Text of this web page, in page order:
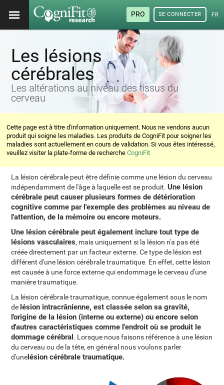
PRO SE CONNECTER
Les lésions
cérébrales
Les altérations au niveau des tissus du
cerveau
Cette page est à titre d'information uniquement. Nous ne vendons aucun
produit qui soigne les maladies. Les produits de CogniFit pour soigner les
maladies sont actuellement en cours de validation. Si vous êtes intéressé,
veuillez visiter la plate-forme de rechercheCogniFit
La lésion cérébrale peut être définie comme une lésion du cerveau
indépendamment de l'âge à laquelle est se produit.Une lésion
cérébrale peut causer plusieurs formes de détérioration
cognitive comme par l'exemple des problèmes au niveau de
l'attention, de la mémoire ou encore moteurs.
Une lésion cérébrale peut également inclure tout type de
lésions vasculaires, mais uniquement si la lésion n'a pas été
créée directement par un facteur externe. Ce type de lésion est
différent d'une lésion cérébrale traumatique. En effet, cette lésion
est causée à une force externe qui endommage le cerveau d'une
manière traumatique.
La lésion cérébrale traumatique, connue également sous le nom
de lésion intracrânienne, est classée selon sa gravité,
l'origine de la lésion (interne ou externe) ou encore selon
d'autres caractéristiques comme l'endroit où se produit le
dommage cérébral. Lorsque nous faisons référence à une lésion
du cerveau ou de la tête, en général nous voulons parler
d'unelésion cérébrale traumatique.